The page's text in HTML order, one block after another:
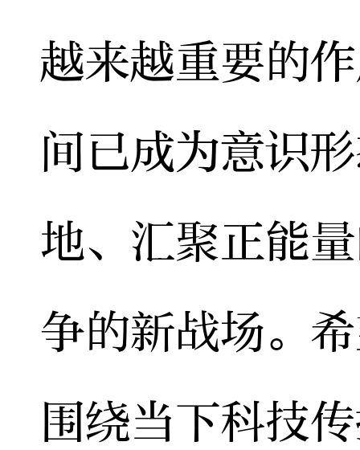
越来越重要的
间已成为意识
地、汇聚正能
争的新战场。
围绕当下科技